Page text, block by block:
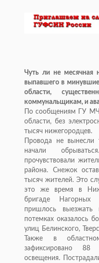
Чуть ли не месячная
выпавшего в
области,
коммунальщикам, и
По сообщениям ГУ
области, без
тысяч нижегородцев.
Провода не вынесли
начали
прочувствовали
района. Снежок
тысяч жителей. Это
это же время в
бригаде Нагорных
пришлось
потемках оказалось
улиц Белинского,
Также в
зафиксировано 88
освещения.